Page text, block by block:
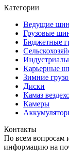
Категории
Ведущие
Грузовые
Бюджетные
Карьерные
Зимние
Диски
Камаз
Камеры
Контакты
По всем вопросам
информацию на